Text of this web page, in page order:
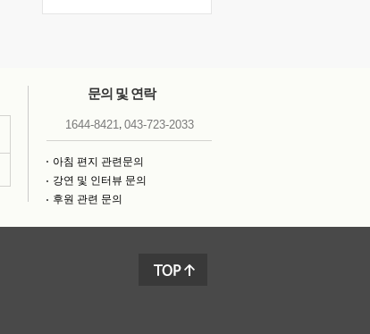
문의 및 연락
1644-8421, 043-723-2033
아침 편지 관련문의
강연 및 인터뷰 문의
후원 관련 문의